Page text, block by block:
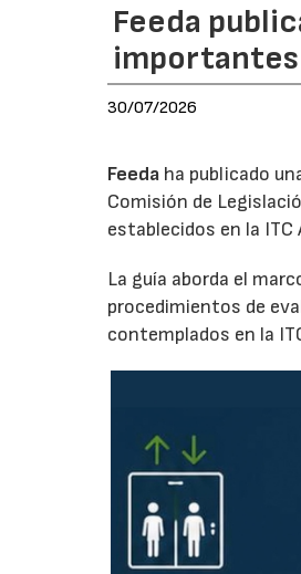
Feeda
30/07/2026
Feeda ha publicado
Comisión de
establecidos en la ITC
La guía aborda el
procedimientos de
contemplados en la